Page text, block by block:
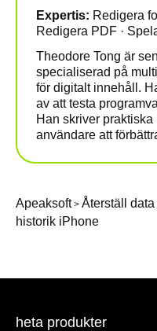
Expertis: Redigera
Redigera PDF ·
Theodore Tong är
specialiserad på
för digitalt innehåll.
av att testa
Han skriver
användare att
Apeaksoft> Återställ data
historik iPhone
heta produkter